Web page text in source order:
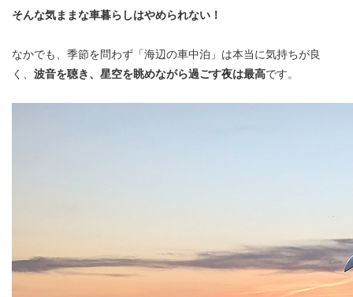
そんな気ままな車暮らしはやめられない！
なかでも、季節を問わず「海辺の車中泊」は本当に気持ちが良
く、 波音を聴き、星空を眺めながら過ごす夜は最高です。